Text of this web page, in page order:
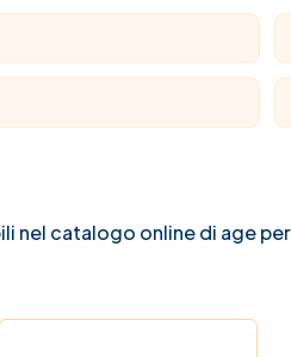
nel catalogo online di age